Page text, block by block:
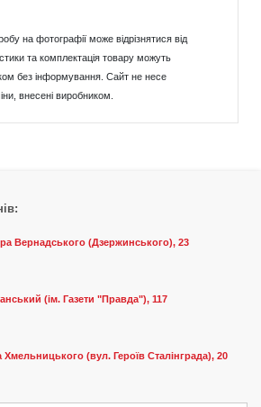
на фотографії може відрізнятися від
та комплектація товару можуть
без інформування. Сайт не несе
внесені виробником.
Вернадського (Дзержинського), 23
(ім. Газети "Правда"), 117
(вул. Героїв Сталінграда), 20